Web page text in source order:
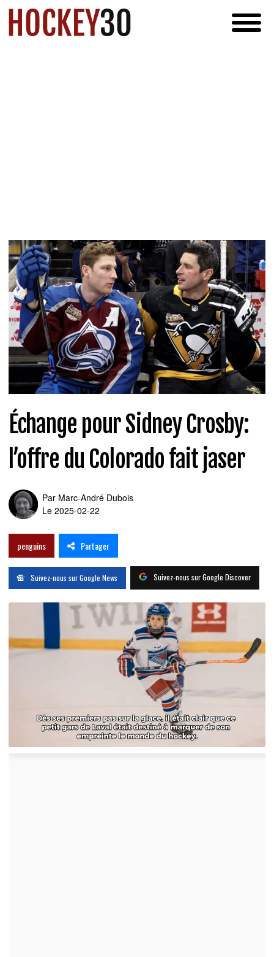
Échange pour Sidney Crosby:
l’offre du Colorado fait jaser
Par Marc-André Dubois
Le 2025-02-22
penguins Partager
Suivez-nous sur Google News Suivez-nous sur Google Discover